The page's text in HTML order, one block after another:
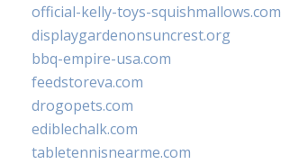
official-kelly-toys-squishmallows.com
displaygardenonsuncrest.org
bbq-empire-usa.com
feedstoreva.com
drogopets.com
ediblechalk.com
tabletennisnearme.com